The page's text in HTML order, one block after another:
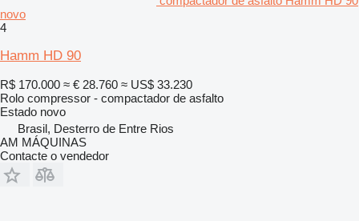
novo
4
Hamm HD 90
R$ 170.000 ≈ € 28.760 ≈ US$ 33.230
Rolo compressor - compactador de asfalto
Estado novo
Brasil, Desterro de Entre Rios
AM MÁQUINAS
Contacte o vendedor